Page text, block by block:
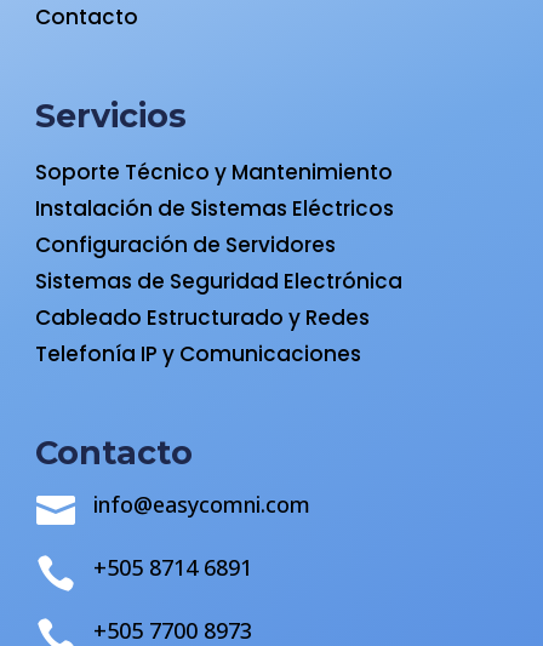
Contacto
Servicios
Soporte Técnico y Mantenimiento
Instalación de Sistemas Eléctricos
Configuración de Servidores
Sistemas de Seguridad Electrónica
Cableado Estructurado y Redes
Telefonía IP y Comunicaciones
Contacto
 info@easycomni.com
 +505 8714 6891
 +505 7700 8973